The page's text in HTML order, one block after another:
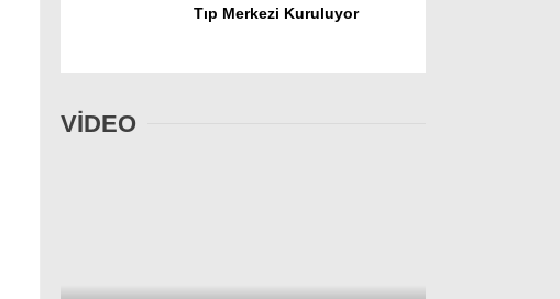
Tıp Merkezi Kuruluyor
VİDEO